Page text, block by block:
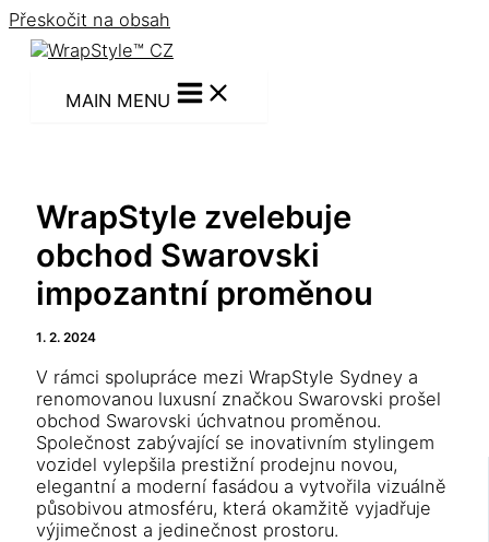
Přeskočit na obsah
MAIN MENU
WrapStyle zvelebuje
obchod Swarovski
impozantní proměnou
1. 2. 2024
V rámci spolupráce mezi WrapStyle Sydney a
renomovanou luxusní značkou Swarovski prošel
obchod Swarovski úchvatnou proměnou.
Společnost zabývající se inovativním stylingem
vozidel vylepšila prestižní prodejnu novou,
elegantní a moderní fasádou a vytvořila vizuálně
působivou atmosféru, která okamžitě vyjadřuje
výjimečnost a jedinečnost prostoru.